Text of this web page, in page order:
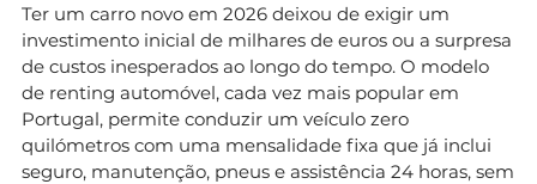
Ter um carro novo em 2026 deixou de exigir um
investimento inicial de milhares de euros ou a surpresa
de custos inesperados ao longo do tempo. O modelo
de renting automóvel, cada vez mais popular em
Portugal, permite conduzir um veículo zero
quilómetros com uma mensalidade fixa que já inclui
seguro, manutenção, pneus e assistência 24 horas, sem